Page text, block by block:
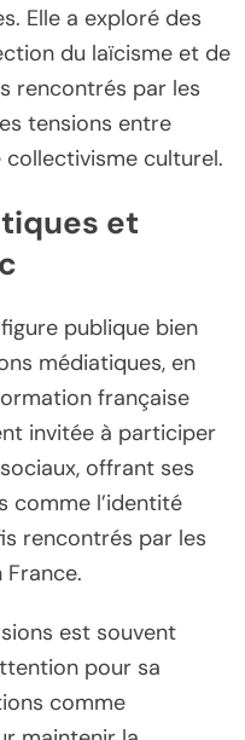
Elle a exploré des
du laïcisme et de
rencontrés par les
tensions entre
collectivisme culturel.
et
publique bien
médiatiques, en
française
invitée à participer
offrant ses
comme l’identité
rencontrés par les
est souvent
pour sa
comme